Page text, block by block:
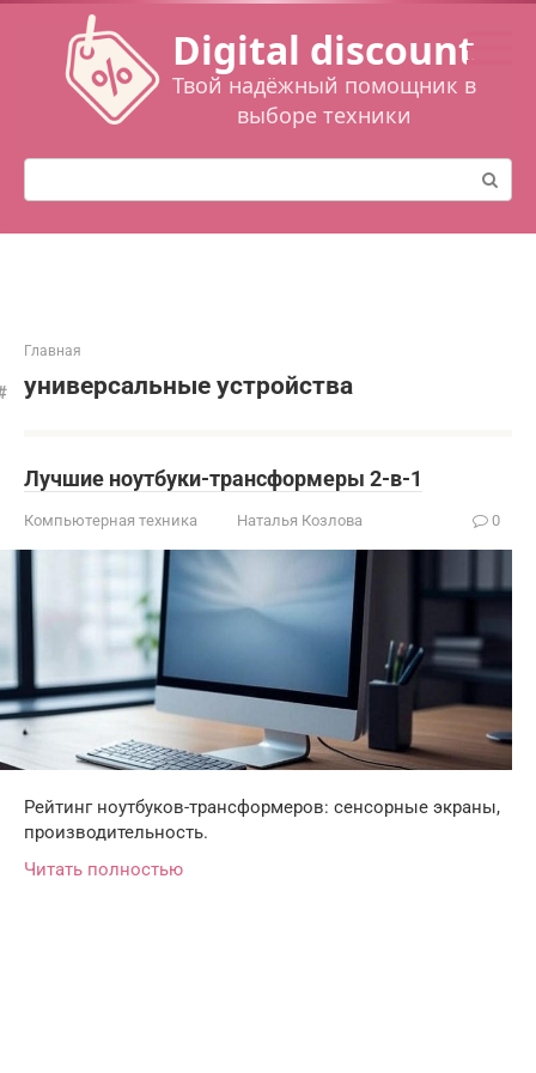
Перейти
контенту
Digital discount
Твой надёжный помощник в
выборе техники
Поиск:
Главная
универсальные устройства
Лучшие ноутбуки-трансформеры 2-в-1
Компьютерная техника Наталья Козлова 0
Рейтинг ноутбуков-трансформеров: сенсорные экраны,
производительность.
Читать полностью